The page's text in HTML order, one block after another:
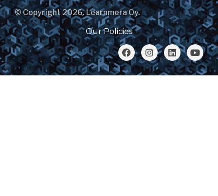
© Copyright 2026. Learnmera Oy.
Our Policies